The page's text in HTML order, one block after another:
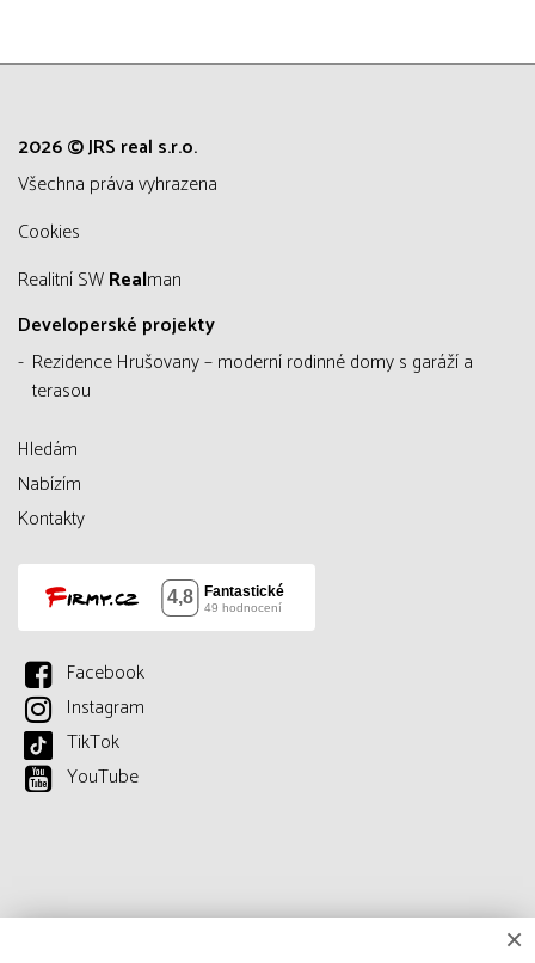
2026 © JRS real s.r.o.
všechna práva vyhrazena
Cookies
Realitní SWRealman
Developerské projekty
Rezidence Hrušovany – moderní rodinné domy s garáží a
terasou
Hledám
Nabízím
Kontakty
Facebook
Instagram
TikTok
YouTube
×